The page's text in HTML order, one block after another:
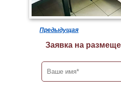
Предыдущая
Заявка на